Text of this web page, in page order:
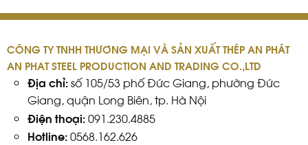
CÔNG TY TNHH THƯƠNG MẠI VÀ SẢN XUẤT THÉP AN PHÁT
AN PHAT STEEL PRODUCTION AND TRADING CO.,LTD
Địa chỉ:số 105/53 phố Đức Giang, phường Đức
Giang, quận Long Biên, tp. Hà Nội
Điện thoại:091.230.4885
Hotline:0568.162.626